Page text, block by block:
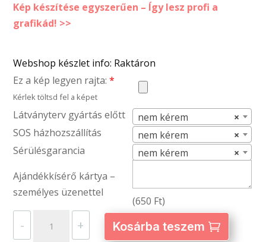
Kép készítése egyszerűen – Így lesz profi a
grafikád! >>
Webshop készlet info: Raktáron
Ez a kép legyen rajta:*
Kérlek töltsd fel a képet
Látványterv gyártás előtt ×
nem kérem
SOS házhozszállítás
×
nem kérem
Sérülésgarancia
×
nem kérem
Ajándékkísérő kártya –
személyes üzenettel
(650 Ft)
-
légfrissítő + Kosárba teszem